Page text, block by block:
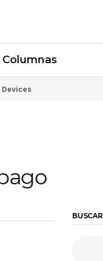
Columnas
Devices
BUSCAR